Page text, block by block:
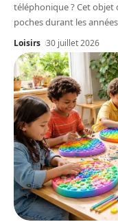
téléphonique ? Cet
poches durant les années
Loisirs 30 juillet 2026